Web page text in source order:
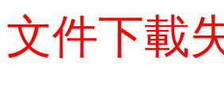
文件下載